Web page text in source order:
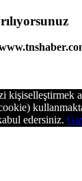
kişiselleştirmek
edersiniz.